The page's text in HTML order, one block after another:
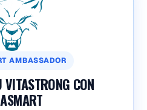
AMBASSADOR
CON